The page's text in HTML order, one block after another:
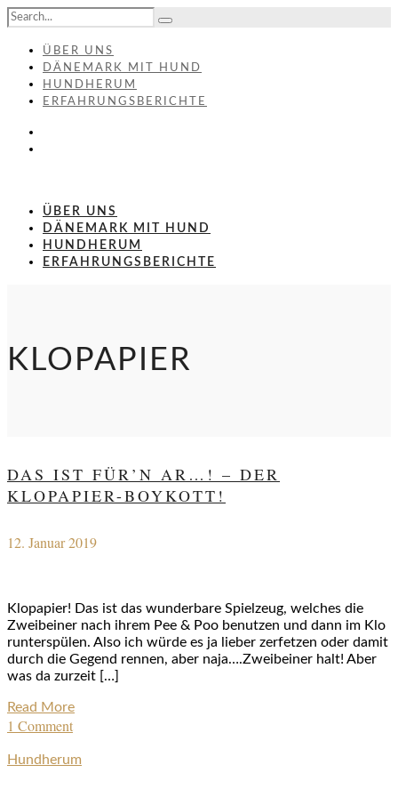
ÜBER UNS
DÄNEMARK MIT HUND
HUNDHERUM
ERFAHRUNGSBERICHTE
ÜBER UNS
DÄNEMARK MIT HUND
HUNDHERUM
ERFAHRUNGSBERICHTE
KLOPAPIER
DAS IST FÜR’N AR…! – DER
KLOPAPIER-BOYKOTT!
12. Januar 2019
Klopapier! Das ist das wunderbare Spielzeug, welches die
Zweibeiner nach ihrem Pee & Poo benutzen und dann im Klo
runterspülen. Also ich würde es ja lieber zerfetzen oder damit
durch die Gegend rennen, aber naja….Zweibeiner halt! Aber
was da zurzeit […]
Read More
1 Comment
Hundherum